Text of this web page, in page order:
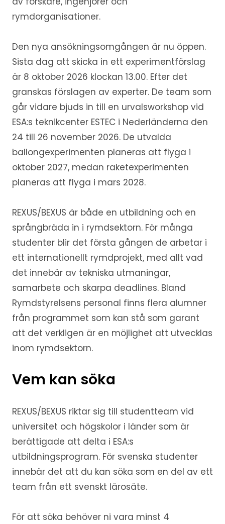
rymdorganisationer.
Den nya ansökningsomgången är nu öppen.
Sista dag att skicka in ett experimentförslag
är 8 oktober 2026 klockan 13.00. Efter det
granskas förslagen av experter. De team som
går vidare bjuds in till en urvalsworkshop vid
ESA:s teknikcenter ESTEC i Nederländerna den
24 till 26 november 2026. De utvalda
ballongexperimenten planeras att flyga i
oktober 2027, medan raketexperimenten
planeras att flyga i mars 2028.
REXUS/BEXUS är både en utbildning och en
språngbräda in i rymdsektorn. För många
studenter blir det första gången de arbetar i
ett internationellt rymdprojekt, med allt vad
det innebär av tekniska utmaningar,
samarbete och skarpa deadlines. Bland
Rymdstyrelsens personal finns flera alumner
från programmet som kan stå som garant
att det verkligen är en möjlighet att utvecklas
inom rymdsektorn.
Vem kan söka
REXUS/BEXUS riktar sig till studentteam vid
universitet och högskolor i länder som är
berättigade att delta i ESA:s
utbildningsprogram. För svenska studenter
innebär det att du kan söka som en del av ett
team från ett svenskt lärosäte.
För att söka behöver ni vara minst 4